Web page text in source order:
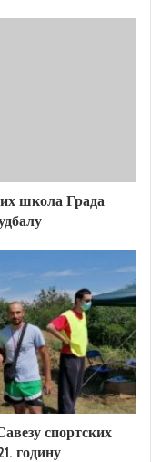
школа Града
спортских
годину